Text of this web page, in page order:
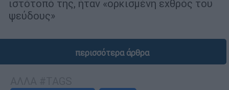
ιστότοπό της, ήταν «ορκισμένη εχθρός του
ψεύδους»
περισσότερα άρθρα